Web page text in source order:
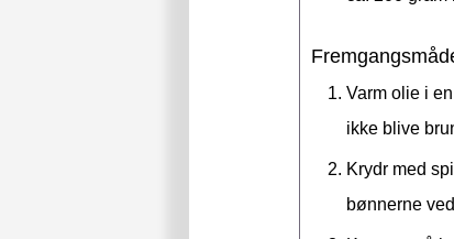
Varm olie i
ikke blive
Krydr med
bønnerne